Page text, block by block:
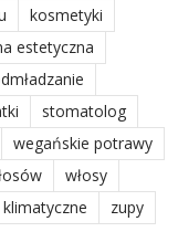
kosmetyki
estetyczna
stomatolog
wegańskie potrawy
włosy
zupy